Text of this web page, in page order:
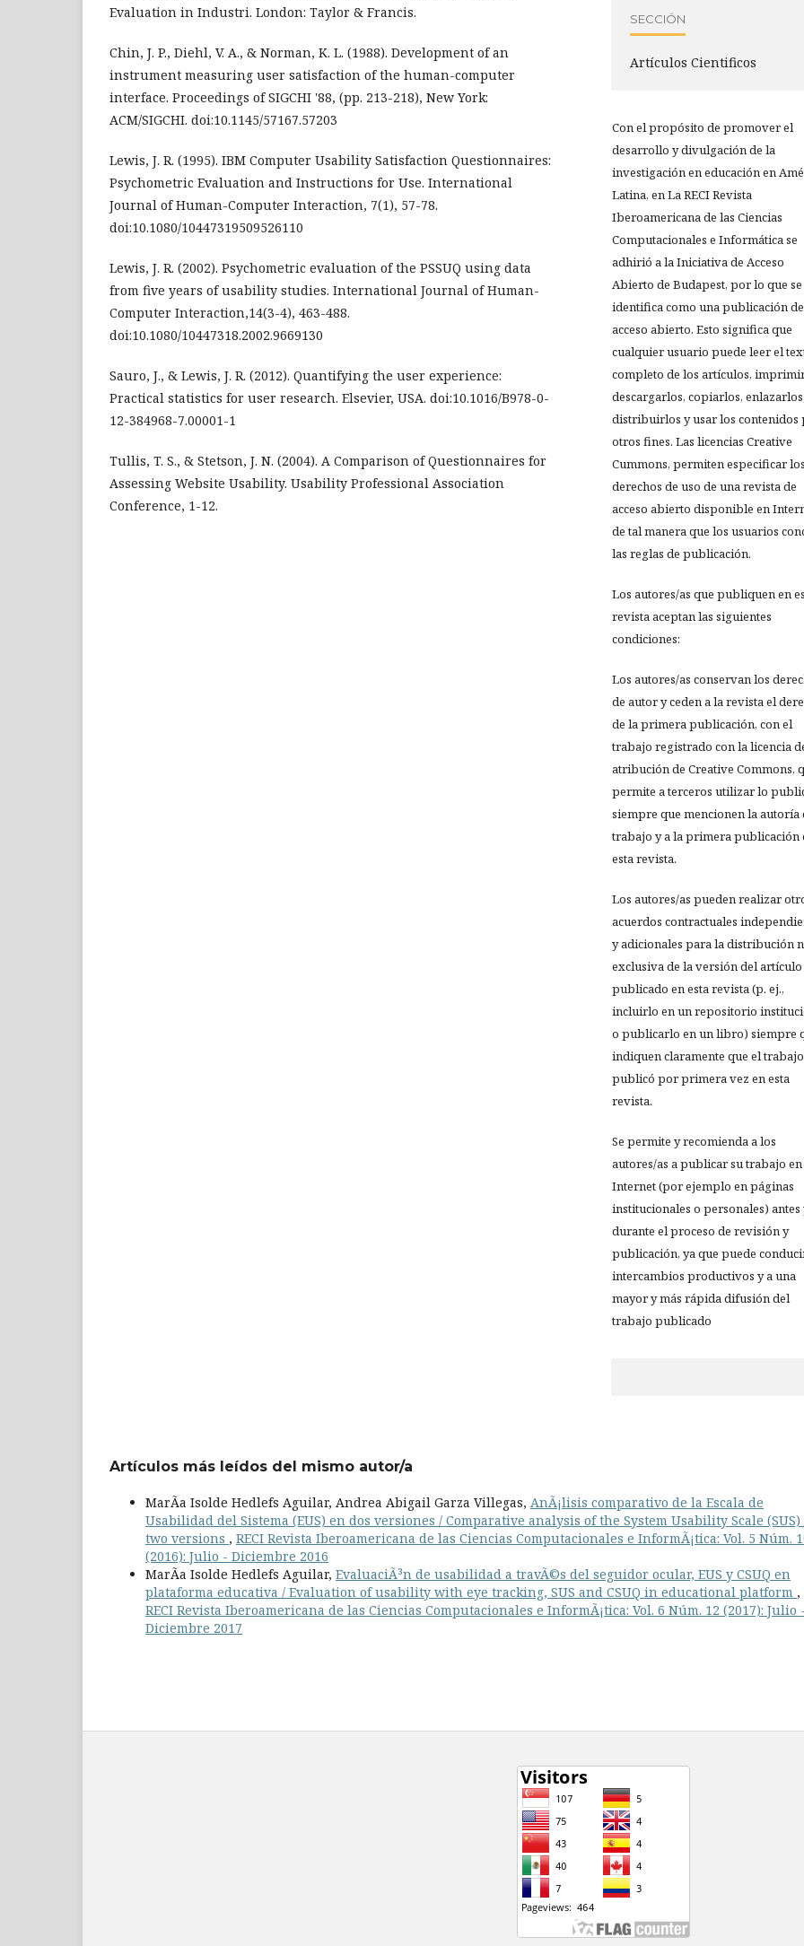
Evaluation in Industri. London: Taylor & Francis.
Chin, J. P., Diehl, V. A., & Norman, K. L. (1988). Development of an
instrument measuring user satisfaction of the human-computer
interface. Proceedings of SIGCHI '88, (pp. 213-218), New York:
ACM/SIGCHI. doi:10.1145/57167.57203
Lewis, J. R. (1995). IBM Computer Usability Satisfaction Questionnaires:
Psychometric Evaluation and Instructions for Use. International
Journal of Human-Computer Interaction, 7(1), 57-78.
doi:10.1080/10447319509526110
Lewis, J. R. (2002). Psychometric evaluation of the PSSUQ using data
from five years of usability studies. International Journal of Human-
Computer Interaction,14(3-4), 463-488.
doi:10.1080/10447318.2002.9669130
Sauro, J., & Lewis, J. R. (2012). Quantifying the user experience:
Practical statistics for user research. Elsevier, USA. doi:10.1016/B978-0-
12-384968-7.00001-1
Tullis, T. S., & Stetson, J. N. (2004). A Comparison of Questionnaires for
Assessing Website Usability. Usability Professional Association
Conference, 1-12.
SECCIÓN
Artículos Cientificos
Con el propósito de promover el
desarrollo y divulgación de la
investigación en educación en
Latina, en La RECI Revista
Iberoamericana de las Ciencias
Computacionales e Informática se
adhirió a la Iniciativa de Acceso
Abierto de Budapest, por lo que se
identifica como una publicación de
acceso abierto. Esto significa que
cualquier usuario puede leer el
completo de los artículos,
descargarlos, copiarlos,
distribuirlos y usar los contenidos
otros fines. Las licencias Creative
Cummons, permiten especificar
derechos de uso de una revista de
acceso abierto disponible en
de tal manera que los usuarios
las reglas de publicación.
Los autores/as que publiquen en
revista aceptan las siguientes
condiciones:
Los autores/as conservan los
de autor y ceden a la revista el
de la primera publicación, con el
trabajo registrado con la licencia
atribución de Creative Commons,
permite a terceros utilizar lo
siempre que mencionen la autoría
trabajo y a la primera publicación
esta revista.
Los autores/as pueden realizar
acuerdos contractuales
y adicionales para la distribución
exclusiva de la versión del artículo
publicado en esta revista (p. ej.,
incluirlo en un repositorio
o publicarlo en un libro) siempre
indiquen claramente que el
publicó por primera vez en esta
revista.
Se permite y recomienda a los
autores/as a publicar su trabajo en
Internet (por ejemplo en páginas
institucionales o personales) antes
durante el proceso de revisión y
publicación, ya que puede
intercambios productivos y a una
mayor y más rápida difusión del
trabajo publicado
Artículos más leídos del mismo autor/a
MarÃ­a Isolde Hedlefs Aguilar, Andrea Abigail Garza Villegas, AnÃ¡lisis comparativo de la Escala de
Usabilidad del Sistema (EUS) en dos versiones / Comparative analysis of the System Usability Scale
two versions , RECI Revista Iberoamericana de las Ciencias Computacionales e InformÃ¡tica: Vol. 5 Núm.
(2016): Julio - Diciembre 2016
MarÃ­a Isolde Hedlefs Aguilar, EvaluaciÃ³n de usabilidad a travÃ©s del seguidor ocular, EUS y CSUQ en
plataforma educativa / Evaluation of usability with eye tracking, SUS and CSUQ in educational platform ,
RECI Revista Iberoamericana de las Ciencias Computacionales e InformÃ¡tica: Vol. 6 Núm. 12 (2017): Julio
Diciembre 2017